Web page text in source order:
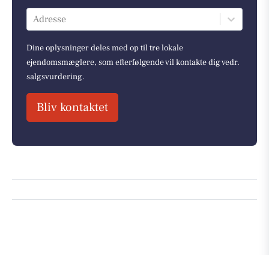
Adresse
Dine oplysninger deles med op til tre lokale
ejendomsmæglere, som efterfølgende vil kontakte dig vedr.
salgsvurdering.
Bliv kontaktet